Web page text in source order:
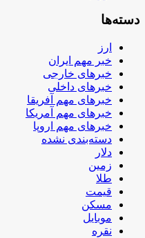
دسته‌ها
ارز
خبر مهم ایران
خبرهای خارجی
خبرهای داخلی
خبرهای مهم آفریقا
خبرهای مهم آمریکا
خبرهای مهم اروپا
دسته‌بندی نشده
دلار
زمین
طلا
قیمت
مسکن
موبایل
نقره